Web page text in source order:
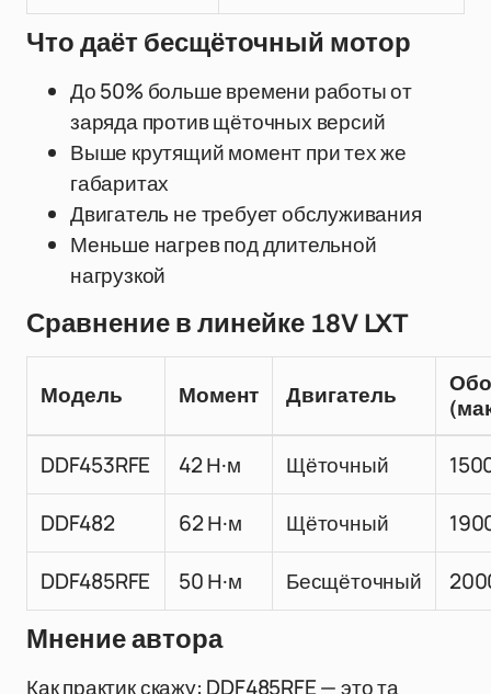
Что даёт бесщёточный мотор
До 50% больше времени работы от
заряда против щёточных версий
Выше крутящий момент при тех же
габаритах
Двигатель не требует обслуживания
Меньше нагрев под длительной
нагрузкой
Сравнение в линейке 18V LXT
Модель Момент Двигатель
DDF453RFE 42 Н·м Щёточный
DDF482 62 Н·м Щёточный
DDF485RFE 50 Н·м Бесщёточный
Мнение автора
Как практик скажу: DDF485RFE — это та